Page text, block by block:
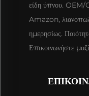
είδη ύπνου. OEM/
Amazon,
ημερησίως.
Επικοινωνήστε